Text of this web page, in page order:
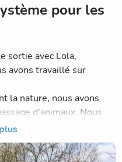
pour les
sortie avec Lola,
avons travaillé sur
la nature, nous avons
d'animaux. Nous
les chaînes
un très bon moment